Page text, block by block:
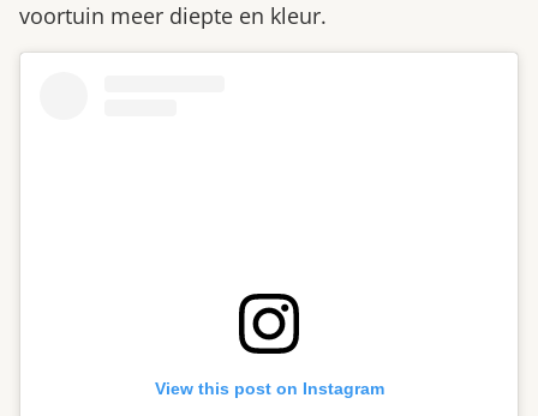
voortuin meer diepte en kleur.
View this post on Instagram